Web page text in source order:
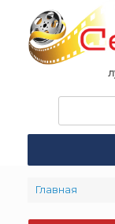
content
поиска:
Главная